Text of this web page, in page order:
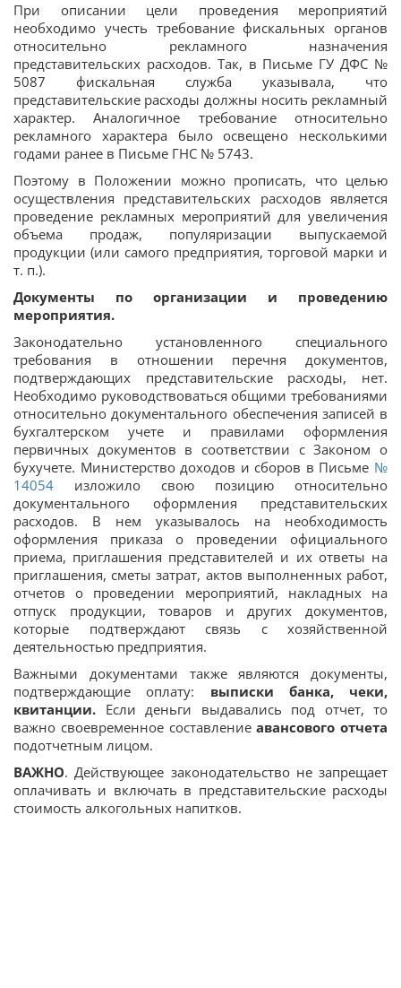
При описании цели проведения мероприятий
необходимо учесть требование фискальных органов
относительно рекламного назначения
представительских расходов. Так, в Письме ГУ ДФС №
5087 фискальная служба указывала, что
представительские расходы должны носить рекламный
характер. Аналогичное требование относительно
рекламного характера было освещено несколькими
годами ранее в Письме ГНС № 5743.
Поэтому в Положении можно прописать, что целью
осуществления представительских расходов является
проведение рекламных мероприятий для увеличения
объема продаж, популяризации выпускаемой
продукции (или самого предприятия, торговой марки и
т. п.).
Документы по организации и проведению
мероприятия.
Законодательно установленного специального
требования в отношении перечня документов,
подтверждающих представительские расходы, нет.
Необходимо руководствоваться общими требованиями
относительно документального обеспечения записей в
бухгалтерском учете и правилами оформления
первичных документов в соответствии с Законом о
бухучете. Министерство доходов и сборов в Письме №
14054 изложило свою позицию относительно
документального оформления представительских
расходов. В нем указывалось на необходимость
оформления приказа о проведении официального
приема, приглашения представителей и их ответы на
приглашения, сметы затрат, актов выполненных работ,
отчетов о проведении мероприятий, накладных на
отпуск продукции, товаров и других документов,
которые подтверждают связь с хозяйственной
деятельностью предприятия.
Важными документами также являются документы,
подтверждающие оплату: выписки банка, чеки,
квитанции. Если деньги выдавались под отчет, то
важно своевременное составлениеавансового отчета
подотчетным лицом.
ВАЖНО. Действующее законодательство не запрещает
оплачивать и включать в представительские расходы
стоимость алкогольных напитков.